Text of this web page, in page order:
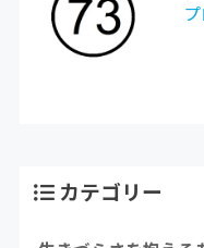
カテゴリー